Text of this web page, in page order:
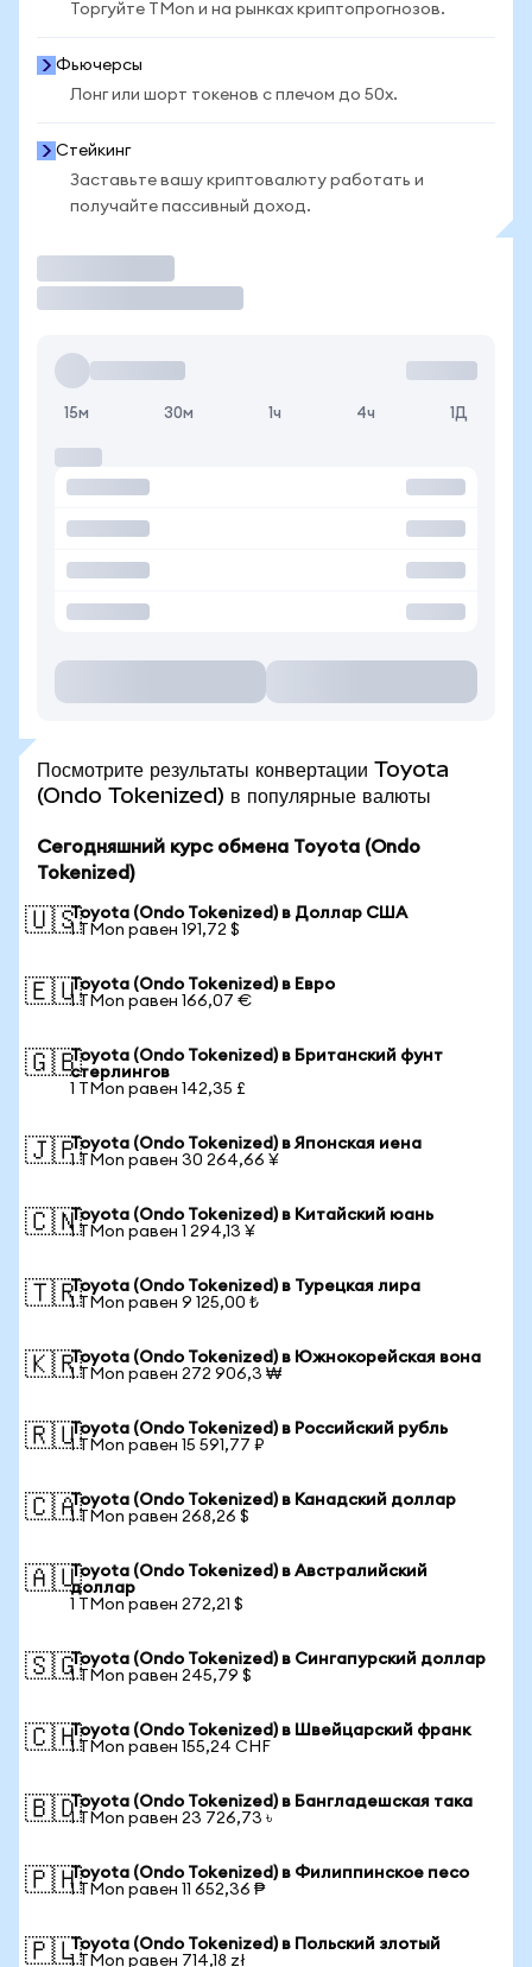
Торгуйте TMon и на рынках криптопрогнозов.
Фьючерсы
Лонг или шорт токенов с плечом до 50x.
Стейкинг
Заставьте вашу криптовалюту работать и
получайте пассивный доход.
15м 30м 1ч 4ч 1Д
Посмотрите результаты конвертации Toyota
(Ondo Tokenized) в популярные валюты
Сегодняшний курс обмена Toyota (Ondo
Tokenized)
🇺🇸Toyota (Ondo Tokenized) в Доллар США
1 TMon равен 191,72 $
🇪🇺Toyota (Ondo Tokenized) в Евро
1 TMon равен 166,07 €
🇬🇧Toyota (Ondo Tokenized) в Британский фунт
стерлингов
1 TMon равен 142,35 £
🇯🇵Toyota (Ondo Tokenized) в Японская иена
1 TMon равен 30 264,66 ¥
🇨🇳Toyota (Ondo Tokenized) в Китайский юань
1 TMon равен 1 294,13 ¥
🇹🇷Toyota (Ondo Tokenized) в Турецкая лира
1 TMon равен 9 125,00 ₺
🇰🇷Toyota (Ondo Tokenized) в Южнокорейская вона
1 TMon равен 272 906,3 ₩
🇷🇺Toyota (Ondo Tokenized) в Российский рубль
1 TMon равен 15 591,77 ₽
🇨🇦Toyota (Ondo Tokenized) в Канадский доллар
1 TMon равен 268,26 $
🇦🇺Toyota (Ondo Tokenized) в Австралийский
доллар
1 TMon равен 272,21 $
🇸🇬Toyota (Ondo Tokenized) в Сингапурский доллар
1 TMon равен 245,79 $
🇨🇭Toyota (Ondo Tokenized) в Швейцарский франк
1 TMon равен 155,24 CHF
🇧🇩Toyota (Ondo Tokenized) в Бангладешская така
1 TMon равен 23 726,73 ৳
🇵🇭Toyota (Ondo Tokenized) в Филиппинское песо
1 TMon равен 11 652,36 ₱
🇵🇱Toyota (Ondo Tokenized) в Польский злотый
1 TMon равен 714,18 zł